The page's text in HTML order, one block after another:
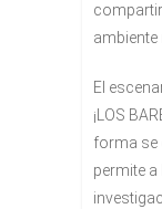
ambiente
El
¡LOS
forma se
permite